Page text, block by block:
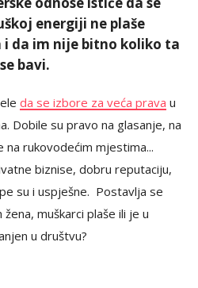
energiji ne plaše
i da im nije bitno koliko ta
bavi.
da se izbore za veća prava u
Dobile su pravo na glasanje, na
na rukovodećim mjestima...
biznise, dobru reputaciju,
su i uspješne. Postavlja se
muškarci plaše ili je u
u društvu?